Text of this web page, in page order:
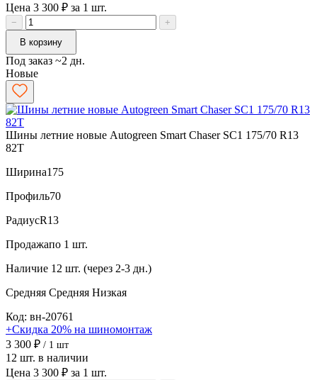
Цена 3 300 ₽ за 1 шт.
−
+
В корзину
Под заказ ~2 дн.
Новые
Шины летние новые Autogreen Smart Chaser SC1 175/70 R13
82T
Ширина175
Профиль70
РадиусR13
Продажапо 1 шт.
Наличие 12 шт. (через 2-3 дн.)
Средняя Средняя Низкая
Код: вн-20761
+Скидка 20% на шиномонтаж
3 300 ₽ / 1 шт
12 шт. в наличии
Цена 3 300 ₽ за 1 шт.